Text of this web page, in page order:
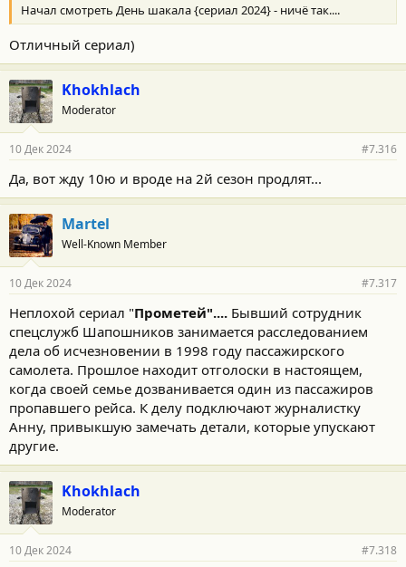
и
:
Начал смотреть День шакала {сериал 2024} - ничё так....
Отличный сериал)
Khokhlach
Moderator
10 Дек 2024 #7.316
Да, вот жду 10ю и вроде на 2й сезон продлят...
Martel
Well-Known Member
10 Дек 2024 #7.317
Неплохой сериал "Прометей".... Бывший сотрудник
спецслужб Шапошников занимается расследованием
дела об исчезновении в 1998 году пассажирского
самолета. Прошлое находит отголоски в настоящем,
когда своей семье дозванивается один из пассажиров
пропавшего рейса. К делу подключают журналистку
Анну, привыкшую замечать детали, которые упускают
другие.
Khokhlach
Moderator
10 Дек 2024 #7.318